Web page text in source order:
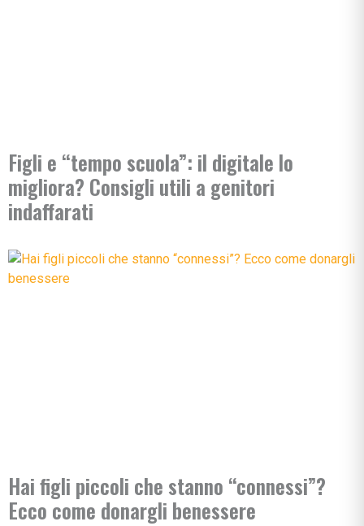
Figli e “tempo scuola”: il digitale lo
migliora? Consigli utili a genitori
indaffarati
Hai figli piccoli che stanno “connessi”?
Ecco come donargli benessere